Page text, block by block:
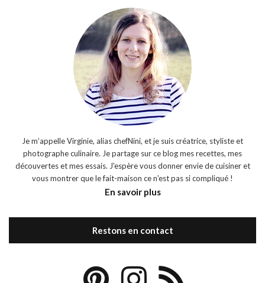
Je m’appelle Virginie, alias chefNini, et je suis créatrice, styliste et
photographe culinaire. Je partage sur ce blog mes recettes, mes
découvertes et mes essais. J'espère vous donner envie de cuisiner et
vous montrer que le fait-maison ce n'est pas si compliqué !
En savoir plus
Restons en contact